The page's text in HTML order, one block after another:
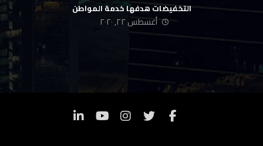
التخفيضات هدفها خدمة المواطن
أغسطس ٢٢, ٢٠٢٠